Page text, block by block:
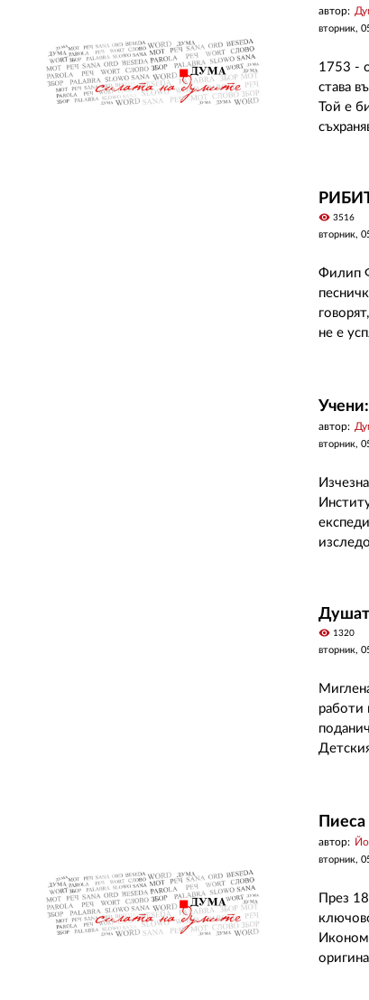
автор:
вторник,
1753 -
става
Той е
visibility 3516
вторник,
Филип
не е
автор:
вторник,
visibility 1320
вторник,
работи
Пиеса
автор:
вторник,
През